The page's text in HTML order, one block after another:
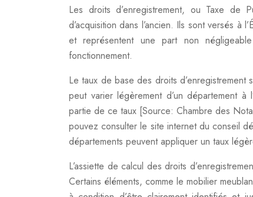
Les droits d’enregistrement, ou Taxe de
d’acquisition dans l’ancien. Ils sont versés
et représentent une part non
fonctionnement.
Le taux de base des droits
peut varier légèrement d’un département
partie de ce taux [Source: Chambre des
pouvez consulter le site internet du conseil
départements peuvent appliquer un taux
L’assiette de calcul des droits
Certains éléments, comme le mobilier